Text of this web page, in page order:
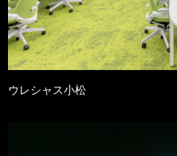
ウレシャス小松